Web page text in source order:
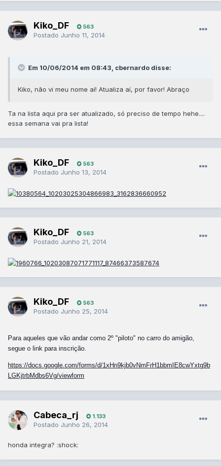
Kiko_DF 563
Postado Junho 11, 2014
Em 10/06/2014 em 08:43, cbernardo disse:
Kiko, não vi meu nome aí! Atualiza aí, por favor! Abraço
Ta na lista aqui pra ser atualizado, só preciso de tempo hehe....
essa semana vai pra lista!
Kiko_DF 563
Postado Junho 13, 2014
Kiko_DF 563
Postado Junho 21, 2014
Kiko_DF 563
Postado Junho 25, 2014
Para aqueles que vão andar como 2º "piloto" no carro do amigão,
segue o link para inscrição.
https://docs.google.com/forms/d/1xHn9kjb0vNmFrH1bbmIE8cwYxtg9b
LGKjtrbMdbs6Vg/viewform
Cabeca_rj 1.133
Postado Junho 26, 2014
honda integra? :shock: